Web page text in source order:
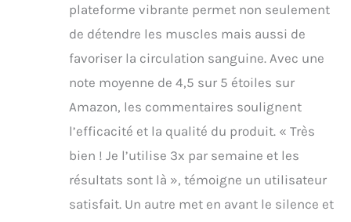
plateforme vibrante permet non seulement
de détendre les muscles mais aussi de
favoriser la circulation sanguine. Avec une
note moyenne de 4,5 sur 5 étoiles sur
Amazon, les commentaires soulignent
l’efficacité et la qualité du produit. « Très
bien ! Je l’utilise 3x par semaine et les
résultats sont là », témoigne un utilisateur
satisfait. Un autre met en avant le silence et